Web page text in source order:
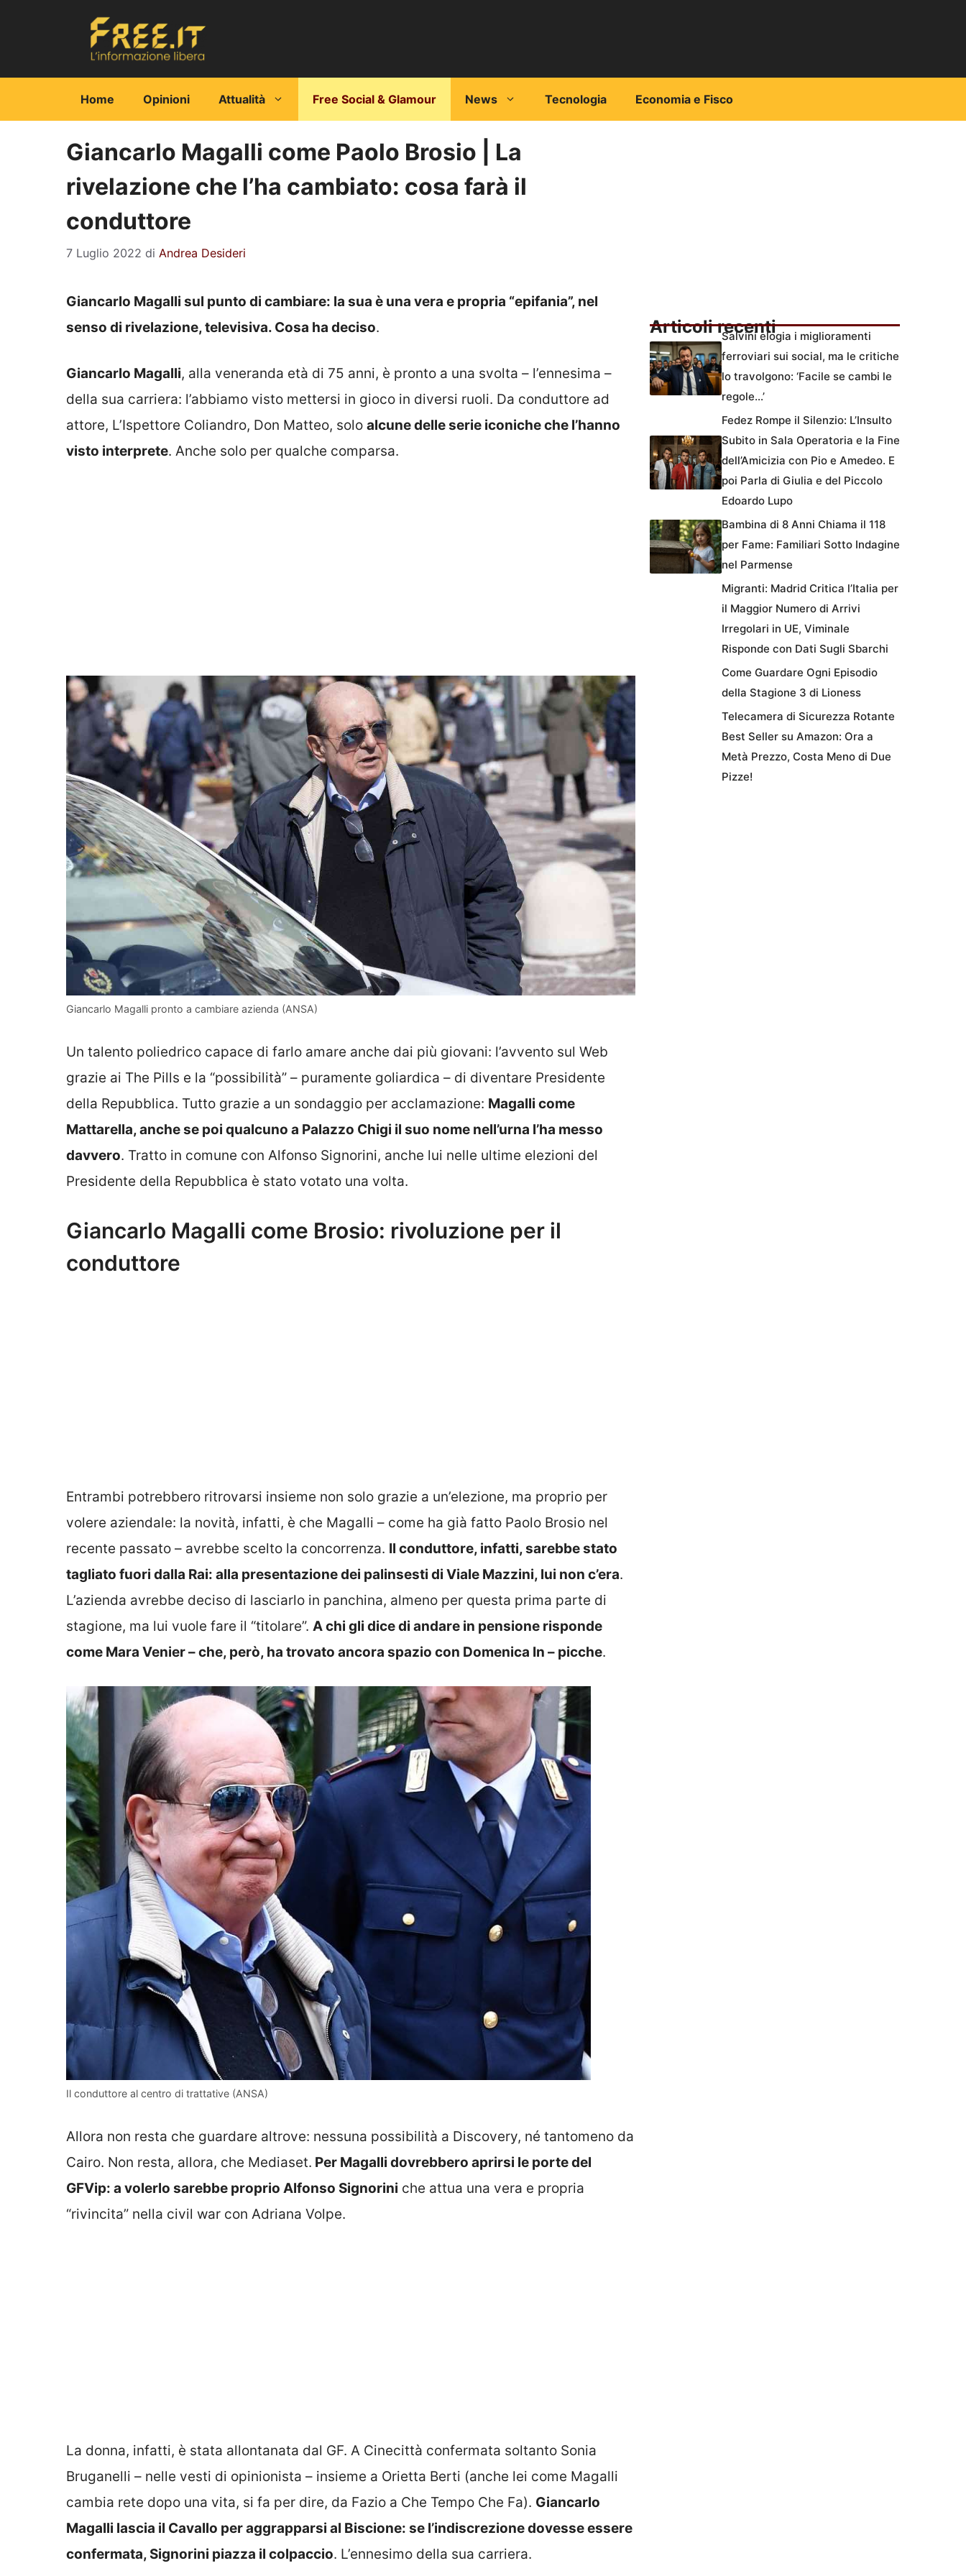
Home Opinioni Attualità Free Social & Glamour News Tecnologia Economia e Fisco
Giancarlo Magalli come Paolo Brosio | La
rivelazione che l’ha cambiato: cosa farà il
conduttore
7 Luglio 2022 di Andrea Desideri
Giancarlo Magalli sul punto di cambiare: la sua è una vera e propria “epifania”, nel
senso di rivelazione, televisiva. Cosa ha deciso.
Giancarlo Magalli, alla veneranda età di 75 anni, è pronto a una svolta – l’ennesima –
della sua carriera: l’abbiamo visto mettersi in gioco in diversi ruoli. Da conduttore ad
attore, L’Ispettore Coliandro, Don Matteo, solo alcune delle serie iconiche che l’hanno
visto interprete. Anche solo per qualche comparsa.
Giancarlo Magalli pronto a cambiare azienda (ANSA)
Un talento poliedrico capace di farlo amare anche dai più giovani: l’avvento sul Web
grazie ai The Pills e la “possibilità” – puramente goliardica – di diventare Presidente
della Repubblica. Tutto grazie a un sondaggio per acclamazione: Magalli come
Mattarella, anche se poi qualcuno a Palazzo Chigi il suo nome nell’urna l’ha messo
davvero. Tratto in comune con Alfonso Signorini, anche lui nelle ultime elezioni del
Presidente della Repubblica è stato votato una volta.
Giancarlo Magalli come Brosio: rivoluzione per il
conduttore
Entrambi potrebbero ritrovarsi insieme non solo grazie a un’elezione, ma proprio per
volere aziendale: la novità, infatti, è che Magalli – come ha già fatto Paolo Brosio nel
recente passato – avrebbe scelto la concorrenza. Il conduttore, infatti, sarebbe stato
tagliato fuori dalla Rai: alla presentazione dei palinsesti di Viale Mazzini, lui non c’era.
L’azienda avrebbe deciso di lasciarlo in panchina, almeno per questa prima parte di
stagione, ma lui vuole fare il “titolare”. A chi gli dice di andare in pensione risponde
come Mara Venier – che, però, ha trovato ancora spazio con Domenica In – picche.
Il conduttore al centro di trattative (ANSA)
Allora non resta che guardare altrove: nessuna possibilità a Discovery, né tantomeno da
Cairo. Non resta, allora, che Mediaset. Per Magalli dovrebbero aprirsi le porte del
GFVip: a volerlo sarebbe proprio Alfonso Signorini che attua una vera e propria
“rivincita” nella civil war con Adriana Volpe.
La donna, infatti, è stata allontanata dal GF. A Cinecittà confermata soltanto Sonia
Bruganelli – nelle vesti di opinionista – insieme a Orietta Berti (anche lei come Magalli
cambia rete dopo una vita, si fa per dire, da Fazio a Che Tempo Che Fa). Giancarlo
Magalli lascia il Cavallo per aggrapparsi al Biscione: se l’indiscrezione dovesse essere
confermata, Signorini piazza il colpaccio. L’ennesimo della sua carriera.
Articoli recentiSalvini elogia i miglioramenti
ferroviari sui social, ma le critiche
lo travolgono: ‘Facile se cambi le
regole…’
Fedez Rompe il Silenzio: L’Insulto
Subito in Sala Operatoria e la Fine
dell’Amicizia con Pio e Amedeo. E
poi Parla di Giulia e del Piccolo
Edoardo Lupo
Bambina di 8 Anni Chiama il 118
per Fame: Familiari Sotto Indagine
nel Parmense
Migranti: Madrid Critica l’Italia per
il Maggior Numero di Arrivi
Irregolari in UE, Viminale
Risponde con Dati Sugli Sbarchi
Come Guardare Ogni Episodio
della Stagione 3 di Lioness
Telecamera di Sicurezza Rotante
Best Seller su Amazon: Ora a
Metà Prezzo, Costa Meno di Due
Pizze!